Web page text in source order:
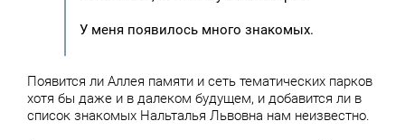
У меня появилось много знакомых.
Появится ли Аллея памяти и сеть тематических парков
хотя бы даже и в далеком будущем, и добавится ли в
список знакомых Нальталья Львовна нам неизвестно.